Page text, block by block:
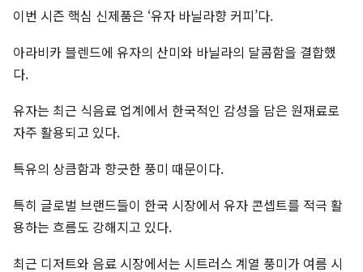
이번 시즌 핵심 신제품은 ‘유자 바닐라향 커피’다.
아라비카 블렌드에 유자의 산미와 바닐라의 달콤함을 결합했
다.
유자는 최근 식음료 업계에서 한국적인 감성을 담은 원재료로
자주 활용되고 있다.
특유의 상큼함과 향긋한 풍미 때문이다.
특히 글로벌 브랜드들이 한국 시장에서 유자 콘셉트를 적극 활
용하는 흐름도 강해지고 있다.
최근 디저트와 음료 시장에서는 시트러스 계열 풍미가 여름 시